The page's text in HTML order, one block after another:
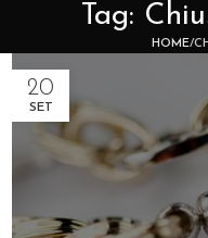
Tag:
HOME
20
SET